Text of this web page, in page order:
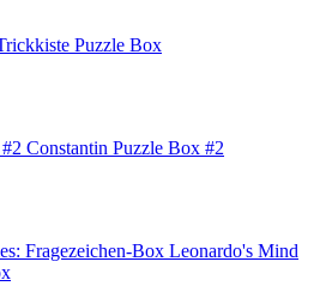
Puzzle Box
Constantin Puzzle Box #2
Leonardo's Mind